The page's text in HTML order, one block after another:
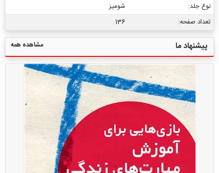
نوع جلد:
شومیز
تعداد صفحه:
136
پیشنهاد ما مشاهده همه